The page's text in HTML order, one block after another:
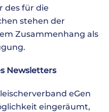
des für die
stehen der
Zusammenhang als
Newsletters
eGen
eingeräumt,